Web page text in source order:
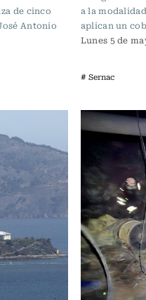
de cinco
Antonio
a la
aplican un
Lunes 5 de
# Sernac